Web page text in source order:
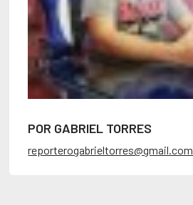
POR GABRIEL TORRES
reporterogabrieltorres@gmail.com